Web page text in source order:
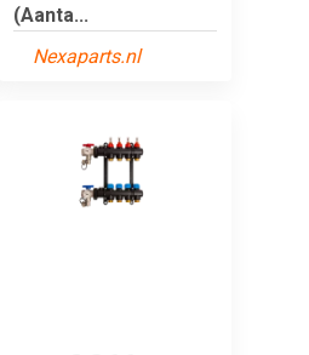
(Aanta...
Nexaparts.nl